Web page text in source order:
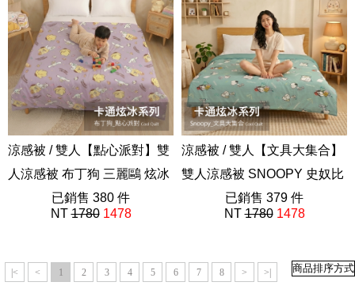
涼感被 / 雙人【點心派對】雙
人涼感被 布丁狗 三麗鷗 炫冰
已銷售 380 件
NT1780 1478
涼感被 / 雙人【文具大集合】
雙人涼感被 SNOOPY 史奴比
炫冰系列已銷售 379 件
NT1780 1478
|< < 1 2 3 4 5 6 7 8 > >|